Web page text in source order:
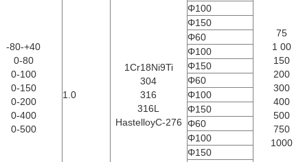
-80-+40
0-80
0-100
0-150
0-200
0-400
0-500
1.0
1Cr18Ni9Ti
304
316
316L
HastelloyC-276
75
1 00
150
200
300
400
500
750
1000
Φ100
Φ150
Φ60
Φ100
Φ150
Φ60
Φ100
Φ150
Φ60
Φ100
Φ150